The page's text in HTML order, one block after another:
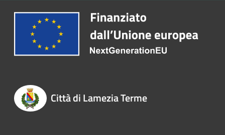
Città di Lamezia Terme